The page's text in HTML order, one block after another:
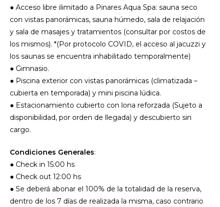
● Acceso libre ilimitado a Pinares Aqua Spa: sauna seco
con vistas panorámicas, sauna húmedo, sala de relajación
y sala de masajes y tratamientos (consultar por costos de
los mismos). *(Por protocolo COVID, el acceso al jacuzzi y
los saunas se encuentra inhabilitado temporalmente)
● Gimnasio.
● Piscina exterior con vistas panorámicas (climatizada –
cubierta en temporada) y mini piscina lúdica.
● Estacionamiento cubierto con lona reforzada (Sujeto a
disponibilidad, por orden de llegada) y descubierto sin
cargo.
Condiciones Generales:
● Check in 15:00 hs
● Check out 12:00 hs
● Se deberá abonar el 100% de la totalidad de la reserva,
dentro de los 7 días de realizada la misma, caso contrario